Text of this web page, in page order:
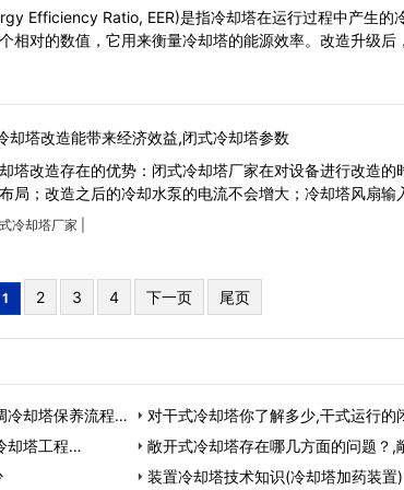
Efficiency Ratio, EER)是指冷却塔在运行过程中产生的
相对的数值，它用来衡量冷却塔的能源效率。改造升级后
却塔改造能带来经济效益,闭式冷却塔参数
塔改造存在的优势：闭式冷却塔厂家在对设备进行改造的
局；改造之后的冷却水泵的电流不会增大；冷却塔风扇输
冷却塔厂家
1 2 3 4 下一页 尾页
冷却塔保养流程…
对干式冷却塔你了解多少,干式运行的
却塔工程…
敞开式冷却塔存在哪几方面的问题？,
准…装置冷却塔技术知识(冷却塔加药装置)